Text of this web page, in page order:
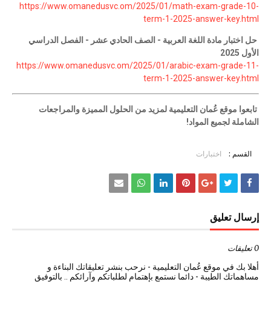
https://www.omanedusvc.om/2025/01/math-exam-grade-10-
term-1-2025-answer-key.html
حل اختبار مادة اللغة العربية - الصف الحادي عشر - الفصل الدراسي
الأول 2025
https://www.omanedusvc.om/2025/01/arabic-exam-grade-11-
term-1-2025-answer-key.html
تابعوا موقع عُمان التعليمية لمزيد من الحلول المميزة والمراجعات
الشاملة لجميع المواد!
القسم : اختبارات
إرسال تعليق
0 تعليقات
أهلا بك في موقع عُمان التعليمية - نرحب بنشر تعليقاتك البناءة و
مساهماتك الطيبة - دائما نستمع بإهتمام لطلباتكم وآرائكم .. بالتوفيق